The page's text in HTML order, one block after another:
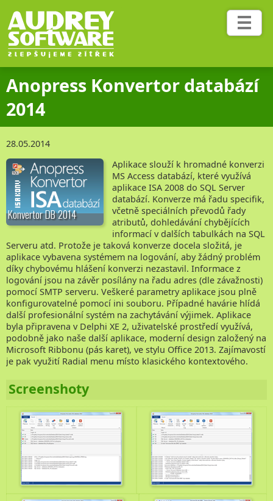
Služby
Ceník
Fotoakce
Reference
Ohlasy
Kontakt
Anopress Konvertor databází
2014
28.05.2014
Konvertor DB 2014
Aplikace slouží k hromadné konverzi
MS Access databází, které využívá
aplikace ISA 2008 do SQL Server
databází. Konverze má řadu specifik,
včetně speciálních převodů řady
atributů, dohledávání chybějících
informací v dalších tabulkách na SQL
Serveru atd. Protože je taková konverze docela složitá, je
aplikace vybavena systémem na logování, aby žádný problém
díky chybovému hlášení konverzi nezastavil. Informace z
logování jsou na závěr posílány na řadu adres (dle závažnosti)
pomocí SMTP serveru. Veškeré parametry aplikace jsou plně
konfigurovatelné pomocí ini souboru. Případné havárie hlídá
další profesionální systém na zachytávání výjimek. Aplikace
byla připravena v Delphi XE 2, uživatelské prostředí využívá,
podobně jako naše další aplikace, moderní design založený na
Microsoft Ribbonu (pás karet), ve stylu Office 2013. Zajímavostí
je pak využití Radial menu místo klasického kontextového.
Screenshoty